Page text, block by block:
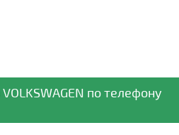
VOLKSWAGEN по телефону